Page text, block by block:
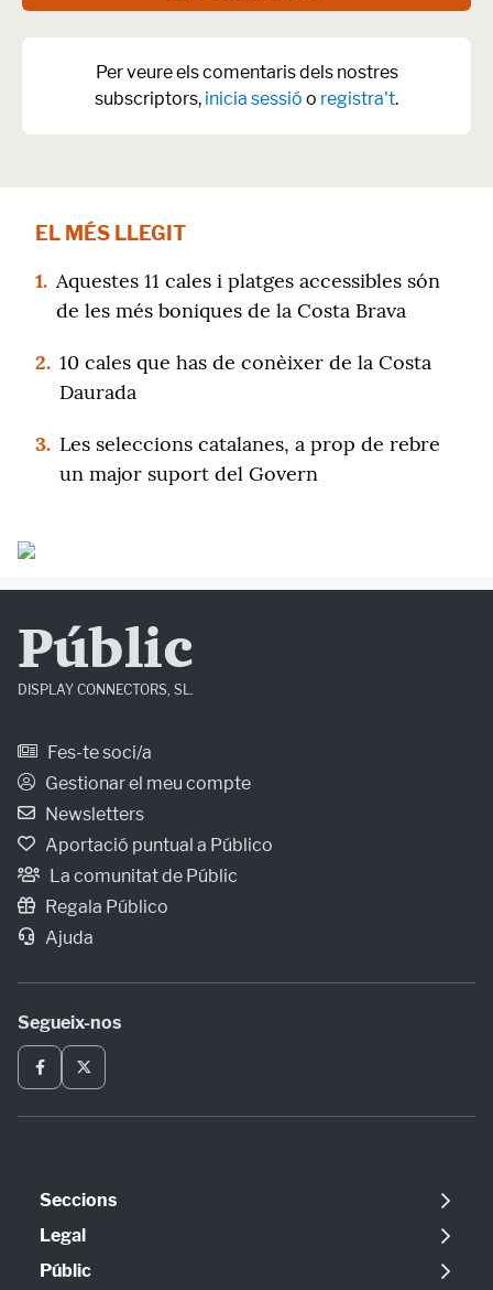
Per veure els comentaris dels nostres
subscriptors, inicia sessió o registra't.
EL MÉS LLEGIT
1. Aquestes 11 cales i platges accessibles són
de les més boniques de la Costa Brava
2. 10 cales que has de conèixer de la Costa
Daurada
3. Les seleccions catalanes, a prop de rebre
un major suport del Govern
Públic
DISPLAY CONNECTORS, SL.
Fes-te soci/a
Gestionar el meu compte
Newsletters
Aportació puntual a Público
La comunitat de Públic
Regala Público
Ajuda
Segueix-nos
Seccions
Política
Opinió
Legal
Avís legal
Públic